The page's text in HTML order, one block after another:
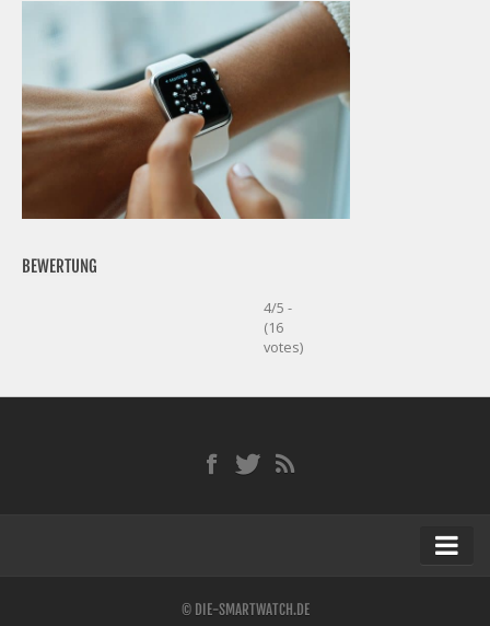
BEWERTUNG
4/5 -
(16
votes)
© DIE-SMARTWATCH.DE